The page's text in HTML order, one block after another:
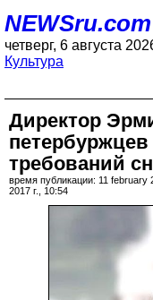
NEWSru.com
четверг, 6 августа
Культура
Директор
требований
время публикации: 11 february
2017 г., 10:54